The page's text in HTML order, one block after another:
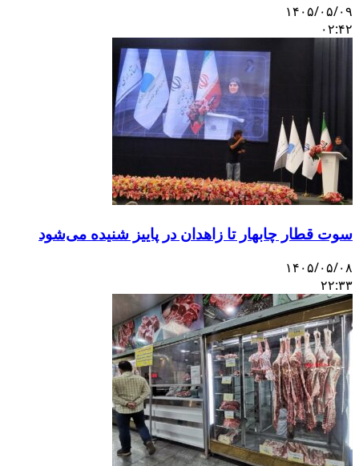
۱۴۰۵/۰۵/۰۹
۰۲:۴۲
سوت قطار چابهار تا زاهدان در پاییز شنیده می‌شود
۱۴۰۵/۰۵/۰۸
۲۲:۳۳